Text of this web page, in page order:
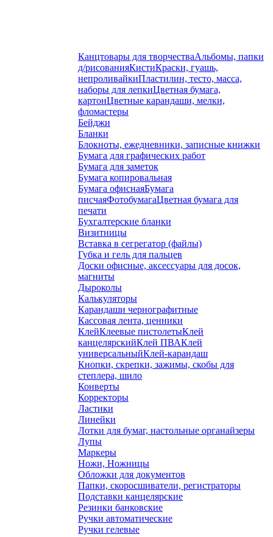
Канцтовары для творчестваАльбомы, папки
д/рисованияКистиКраски, гуашь,
непроливайкиПластилин, тесто, масса,
наборы для лепкиЦветная бумага,
картонЦветные карандаши, мелки,
фломастеры
Бейджи
Бланки
Блокноты, ежедневники, записные книжки
Бумага для графических работ
Бумага для заметок
Бумага копировальная
Бумага офиснаяБумага
писчаяФотобумагаЦветная бумага для
печати
Бухгалтерские бланки
Визитницы
Вставка в сегрегатор (файлы)
Губка и гель для пальцев
Доски офисные, аксессуары для досок,
магниты
Дыроколы
Калькуляторы
Карандаши чернографитные
Кассовая лента, ценники
КлейКлеевые пистолетыКлей
канцелярскийКлей ПВАКлей
универсальныйКлей-карандаш
Кнопки, скрепки, зажимы, скобы для
степлера, шило
Конверты
Корректоры
Ластики
Линейки
Лотки для бумаг, настольные органайзеры
Лупы
Маркеры
Ножи, Ножницы
Обложки для документов
Папки, скоросшиватели, регистраторы
Подставки канцелярские
Резинки банковские
Ручки автоматические
Ручки гелевые